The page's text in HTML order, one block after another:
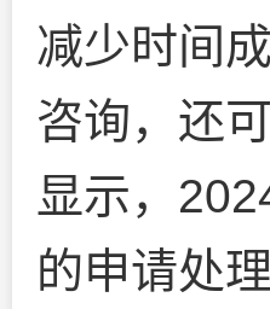
减少时间成
咨询，还
显示，
的申请处